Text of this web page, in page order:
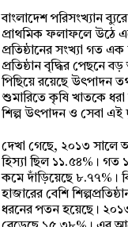
বাংলাদেশ পরিসংখ্যান
প্রাথমিক ফলাফলে উঠে
প্রতিষ্ঠানের সংখ্যা গত
প্রতিষ্ঠান বৃদ্ধির পেছনে
পিছিয়ে রয়েছে উৎপাদন
শুমারিতে কৃষি খাতকে
শিল্প উৎপাদন ও সেবা এই
দেখা গেছে, ২০১৩ সালে
হিস্যা ছিল ১১.৫৪%। গত
কমে দাঁড়িয়েছে ৮.৭৭%।
হাজারের বেশি
ধরনের পতন হয়েছে। ২০১৩